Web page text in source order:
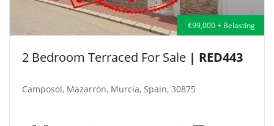
€99,000 + Belasting
2 Bedroom Terraced For Sale | RED443
Camposol, Mazarrón, Murcia, Spain, 30875